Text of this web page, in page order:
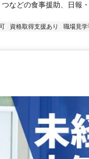
などの食事援助、日報
資格取得支援あり 職場見学